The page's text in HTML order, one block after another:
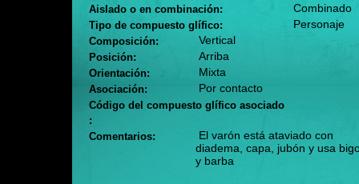
Aislado o en combinación: Combinado
Tipo de compuesto glífico: Personaje
Composición: Vertical
Posición: Arriba
Orientación: Mixta
Asociación: Por contacto
Código del compuesto glífico asociado
:
Comentarios:
El varón está ataviado con
diadema, capa, jubón y usa
y barba